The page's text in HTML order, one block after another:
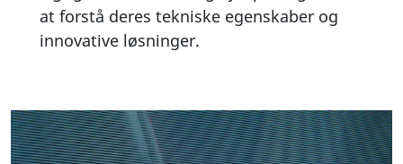
at forstå deres tekniske egenskaber og
innovative løsninger.